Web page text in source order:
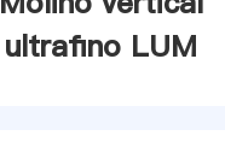
ultrafino LUM